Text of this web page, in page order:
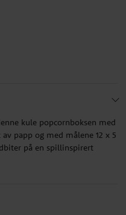
kule popcornboksen med
papp og med målene 12 x 5
på en spillinspirert